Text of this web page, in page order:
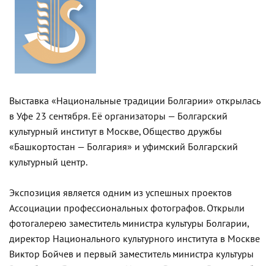
Выставка «Национальные традиции Болгарии» открылась
в Уфе 23 сентября. Её организаторы — Болгарский
культурный институт в Москве, Общество дружбы
«Башкортостан — Болгария» и уфимский Болгарский
культурный центр.
Экспозиция является одним из успешных проектов
Ассоциации профессиональных фотографов. Открыли
фотогалерею заместитель министра культуры Болгарии,
директор Национального культурного института в Москве
Виктор Бойчев и первый заместитель министра культуры